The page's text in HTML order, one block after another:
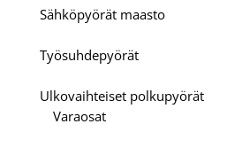
Sähköpyörät maasto
Työsuhdepyörät
Ulkovaihteiset polkupyörät
Varaosat